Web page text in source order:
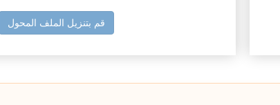
قم بتنزيل الملف المحول